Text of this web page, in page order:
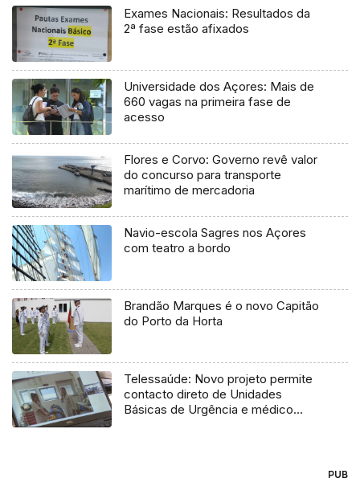
Exames Nacionais: Resultados da
2ª fase estão afixados
Universidade dos Açores: Mais de
660 vagas na primeira fase de
acesso
Flores e Corvo: Governo revê valor
do concurso para transporte
marítimo de mercadoria
Navio-escola Sagres nos Açores
com teatro a bordo
Brandão Marques é o novo Capitão
do Porto da Horta
Telessaúde: Novo projeto permite
contacto direto de Unidades
Básicas de Urgência e médico
PUB